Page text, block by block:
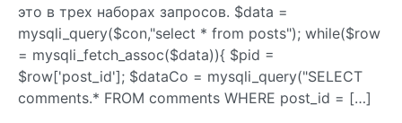
это в трех наборах запросов. $data =
mysqli_query($con,"select * from posts"); while($row
= mysqli_fetch_assoc($data)){ $pid =
$row['post_id']; $dataCo = mysqli_query("SELECT
comments.* FROM comments WHERE post_id = […]